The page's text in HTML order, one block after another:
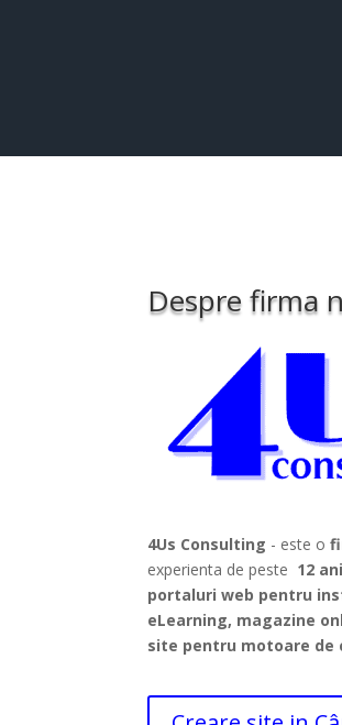
Despre firma
4Us Consulting - este o
experienta de peste 12
portaluri web pentru
eLearning, magazine
site pentru motoare de